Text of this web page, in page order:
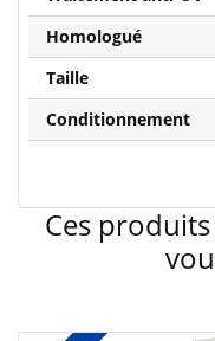
Homologué
Taille
Conditionnement
Ces